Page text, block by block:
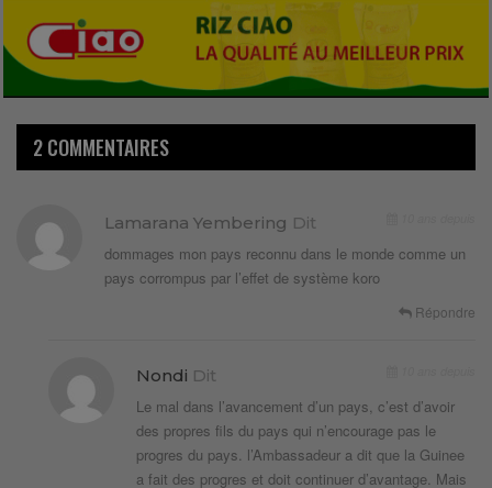
2 COMMENTAIRES
Lamarana Yembering Dit
dommages mon pays reconnu dans le monde comme un
pays corrompus par l’effet de système koro
Répondre
Nondi Dit
Le mal dans l’avancement d’un pays, c’est d’avoir
des propres fils du pays qui n’encourage pas le
progres du pays. l’Ambassadeur a dit que la Guinee
a fait des progres et doit continuer d’avantage. Mais